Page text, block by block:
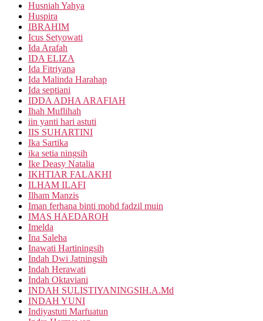
Husniah Yahya
Huspira
IBRAHIM
Icus Setyowati
Ida Arafah
IDA ELIZA
Ida Fitriyana
Ida Malinda Harahap
Ida septiani
IDDA ADHA ARAFIAH
Ihah Muflihah
iin yanti hari astuti
IIS SUHARTINI
Ika Sartika
ika setia ningsih
Ike Deasy Natalia
IKHTIAR FALAKHI
ILHAM ILAFI
Ilham Manzis
Iman ferhana binti mohd fadzil muin
IMAS HAEDAROH
Imelda
Ina Saleha
Inawati Hartiningsih
Indah Dwi Jatningsih
Indah Herawati
Indah Oktaviani
INDAH SULISTIYANINGSIH.A.Md
INDAH YUNI
Indiyastuti Marfuatun